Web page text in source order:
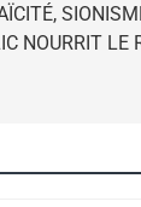
NOURRIT LE
Azilal